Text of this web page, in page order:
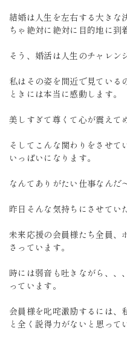
結婚は人生を左右する大きな
ちゃ絶対に絶対に目的地に到
そう、婚活は人生のチャレン
私はその姿を間近で見ている
ときには本当に感動します。
美しすぎて尊くて心が震えて
そしてこんな関わりをさせ
いっぱいになります。
なんてありがたい仕事なんだ
昨日そんな気持ちにさせてい
未来応援の会員様たち全員、
さっています。
時には弱音も吐きながら、、
っています。
会員様を叱咤激励するには、
と全く説得力がないと思って